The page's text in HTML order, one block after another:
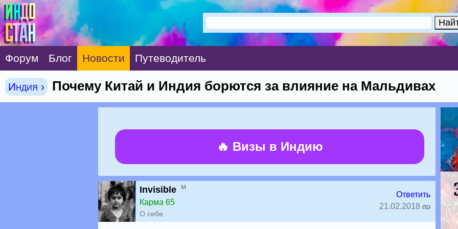
Форум Блог Новости Путеводитель
Индия › Почему Китай и Индия борются за влияние на Мальдивах
🔥 Визы в Индию
Invisible м
Карма 65
О себе
Ответить
21.02.2018